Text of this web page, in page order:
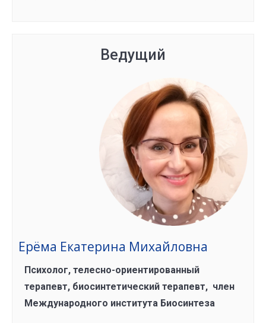
Ведущий
Ерёма Екатерина Михайловна
Психолог, телесно-ориентированный
терапевт, биосинтетический терапевт, член
Международного института Биосинтеза